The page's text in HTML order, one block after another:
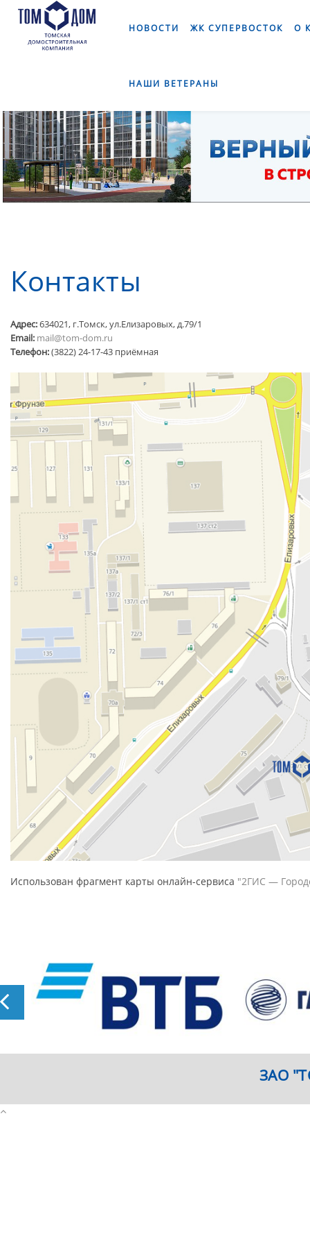
НОВОСТИ ЖК СУПЕРВОСТОК О
НАШИ ВЕТЕРАНЫ
Контакты
Адрес:634021, г.Томск, ул.Елизаровых, д.79/1
Email: mail@tom-dom.ru
Телефон:(3822) 24-17-43 приёмная
Использован фрагмент карты онлайн-сервиса "2ГИС —
ЗАО